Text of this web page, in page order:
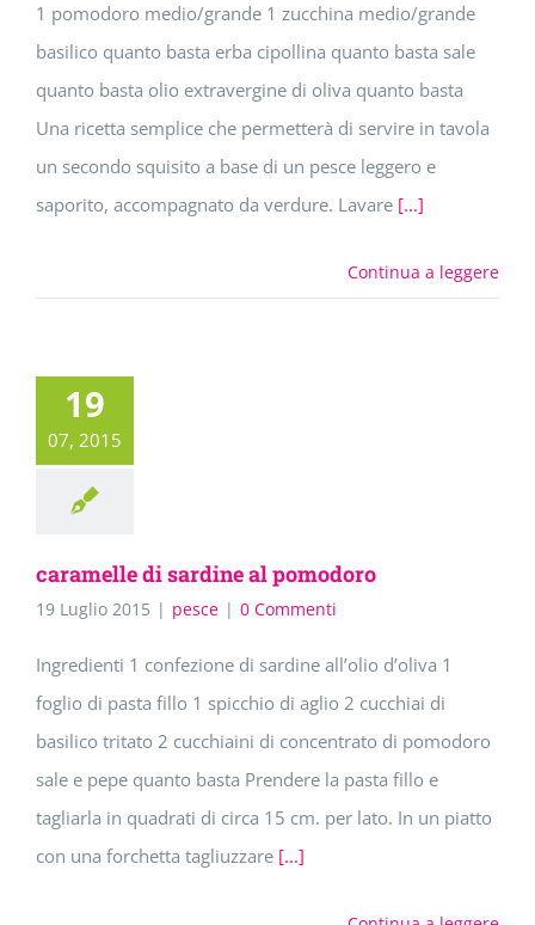
1 pomodoro medio/grande 1 zucchina medio/grande
basilico quanto basta erba cipollina quanto basta sale
quanto basta olio extravergine di oliva quanto basta
Una ricetta semplice che permetterà di servire in tavola
un secondo squisito a base di un pesce leggero e
saporito, accompagnato da verdure. Lavare [...]
Continua a leggere
19
07, 2015
caramelle di sardine al pomodoro
19 Luglio 2015 | pesce | 0 Commenti
Ingredienti 1 confezione di sardine all’olio d’oliva 1
foglio di pasta fillo 1 spicchio di aglio 2 cucchiai di
basilico tritato 2 cucchiaini di concentrato di pomodoro
sale e pepe quanto basta Prendere la pasta fillo e
tagliarla in quadrati di circa 15 cm. per lato. In un piatto
con una forchetta tagliuzzare [...]